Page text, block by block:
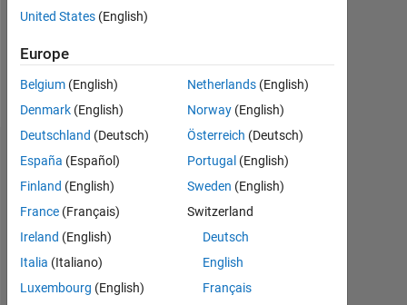
Following:
Follow
Tableau de bord
MATLAB Answers
7
United States (English)
Europe
Belgium (English)
Denmark (English)
Deutschland (Deutsch)
España (Español)
Finland (English)
France (Français)
Ireland (English)
Italia (Italiano)
Luxembourg (English)
Netherlands(English)
Norway(English)
Österreich (Deutsch)
Portugal (English)
Sweden (English)
Switzerland
Deutsch
English
Français